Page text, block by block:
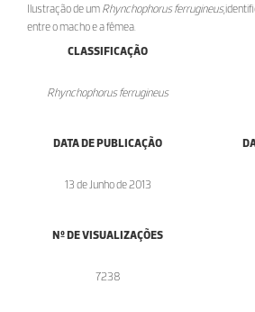
Ilustração de um Rhynchophorus ferrugineus
entre o macho e a fêmea.
CLASSIFICAÇÃO
Rhynchophorus ferrugineus
DATA DE PUBLICAÇÃO
13 de Junho de 2013
Nº DE VISUALIZAÇÕES
7238